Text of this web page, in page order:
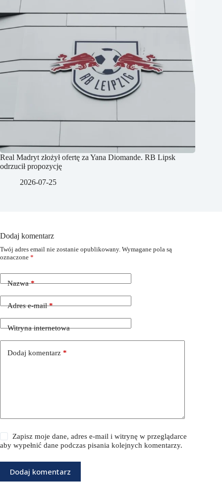
Real Madryt złożył ofertę za Yana Diomande. RB Lipsk
odrzucił propozycję
2026-07-25
Dodaj komentarz
Twój adres email nie zostanie opublikowany. Wymagane pola są
oznaczone *
Nazwa*
Adres e-mail*
Witryna internetowa
Dodaj komentarz *
Zapisz moje dane, adres e-mail i witrynę w przeglądarce
aby wypełnić dane podczas pisania kolejnych komentarzy.
Dodaj komentarz